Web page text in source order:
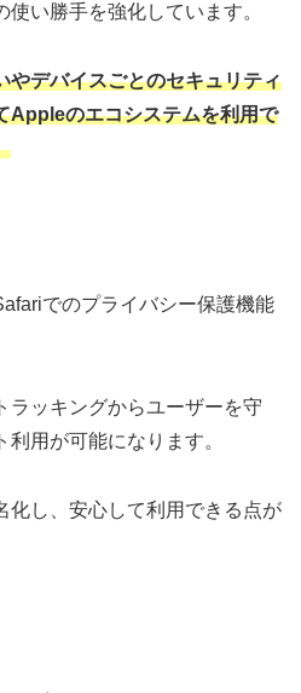
い勝手を強化しています。
やデバイスごとのセキュリティ
Appleのエコシステムを利用で
でのプライバシー保護機能
ラッキングからユーザーを守
用が可能になります。
化し、安心して利用できる点が